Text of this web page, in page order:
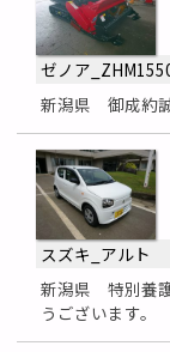
ゼノア
新潟県 御成約誠
スズキ_アルト
新潟県 特別養
うございます。